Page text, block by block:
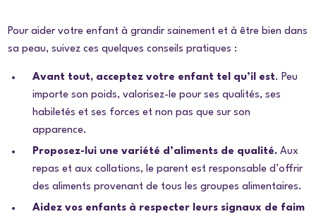
Pour aider votre enfant à grandir sainement et à être bien dans
sa peau, suivez ces quelques conseils pratiques :
Avant tout, acceptez votre enfant tel qu’il est. Peu
importe son poids, valorisez-le pour ses qualités, ses
habiletés et ses forces et non pas que sur son
apparence.
Proposez-lui une variété d’aliments de qualité.Aux
repas et aux collations, le parent est responsable d’offrir
des aliments provenant de tous les groupes alimentaires.
Aidez vos enfants à respecter leurs signaux de faim